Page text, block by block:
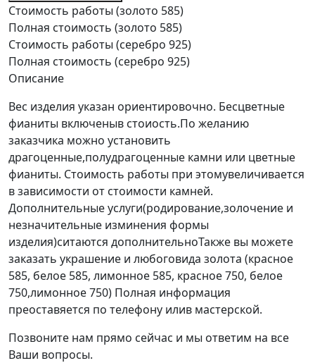
Стоимость работы (золото 585)
Полная стоимость (золото 585)
Стоимость работы (серебро 925)
Полная стоимость (серебро 925)
Описание
Вес изделия указан ориентировочно. Бесцветные
фианиты включеныв стоиость.По желанию
заказчика можно установить
драгоценные,полудрагоценные камни или цветные
фианиты. Стоимость работы при этомувеличивается
в зависимости от стоимости камней.
Дополнительные услуги(родирование,золочение и
незначительные изминения формы
изделия)ситаются дополнительноТакже вы можете
заказать украшение и любоговида золота (красное
585, белое 585, лимонное 585, красное 750, белое
750,лимонное 750) Полная информация
преоставяется по телефону илив мастерской.
Позвоните нам прямо сейчас и мы ответим на все
Ваши вопросы.